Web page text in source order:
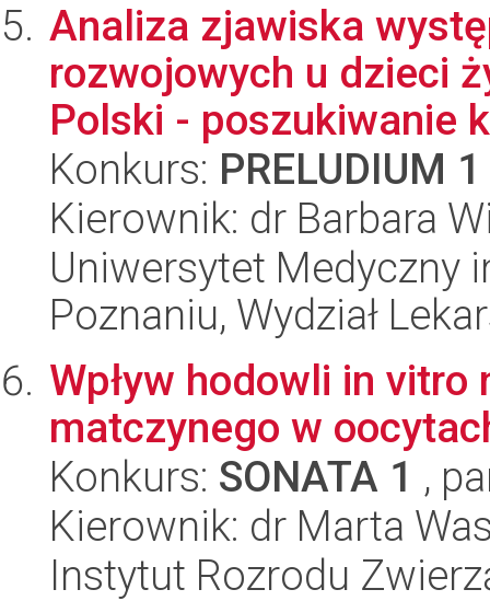
Analiza zjawiska
rozwojowych u dzieci
Polski - poszukiwanie
Konkurs: PRELUDIUM 1
Kierownik: dr Barbara
Uniwersytet Medyczny
Poznaniu, Wydział
Wpływ hodowli in
matczynego w
Konkurs: SONATA 1 ,
Kierownik: dr Marta
Instytut Rozrodu